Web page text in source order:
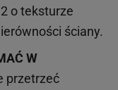
o teksturze
ściany.
W
przetrzeć